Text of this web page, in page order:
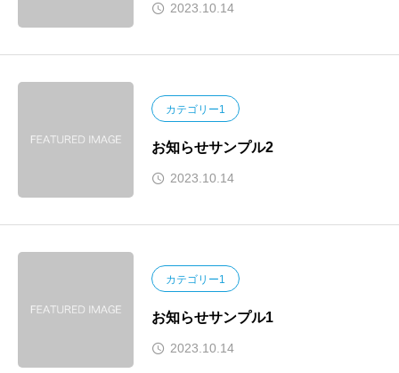
2023.10.14
カテゴリー1
お知らせサンプル2
2023.10.14
カテゴリー1
お知らせサンプル1
2023.10.14